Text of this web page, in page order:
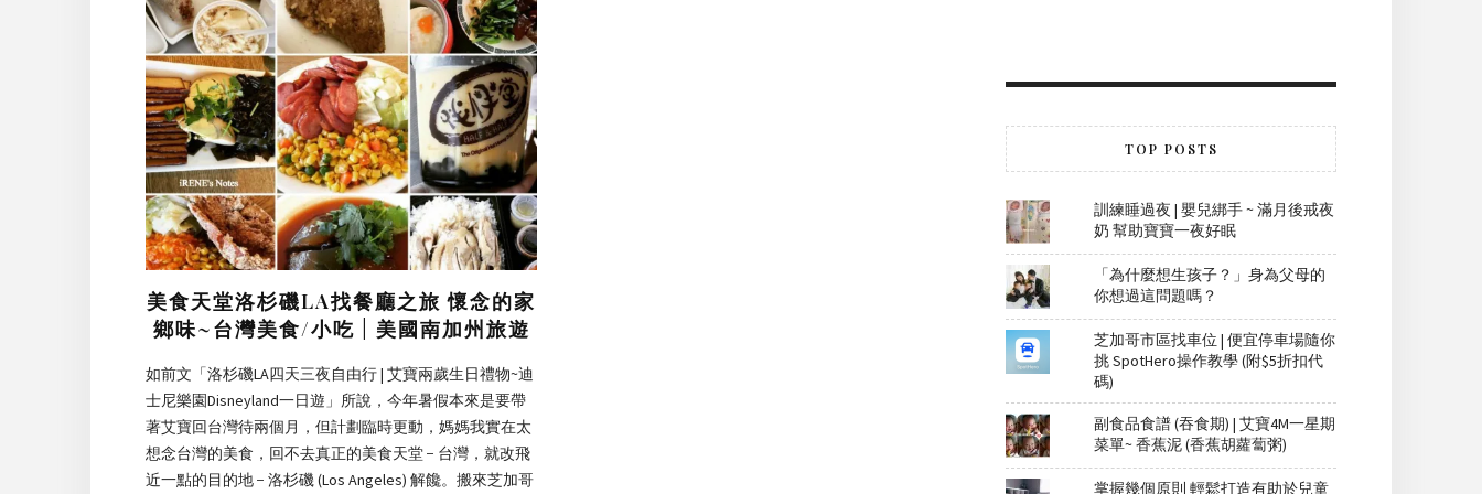
美食天堂洛杉磯LA找餐廳之旅 懷念的家
鄉味~台灣美食/小吃 | 美國南加州旅遊
如前文「洛杉磯LA四天三夜自由行 | 艾寶兩歲生日禮物~迪
士尼樂園Disneyland一日遊」所說，今年暑假本來是要帶
著艾寶回台灣待兩個月，但計劃臨時更動，媽媽我實在太
想念台灣的美食，回不去真正的美食天堂 − 台灣，就改飛
近一點的目的地 − 洛杉磯 (Los Angeles) 解饞。搬來芝加哥
TOP POSTS
訓練睡過夜 | 嬰兒綁手 ~ 滿月後戒夜
奶 幫助寶寶一夜好眠
「為什麼想生孩子？」身為父母的
你想過這問題嗎？
芝加哥市區找車位 | 便宜停車場隨你
挑 SpotHero操作教學 (附$5折扣代
碼)
副食品食譜 (吞食期) | 艾寶4M一星期
菜單~ 香蕉泥 (香蕉胡蘿蔔粥)
掌握幾個原則 輕鬆打造有助於兒童